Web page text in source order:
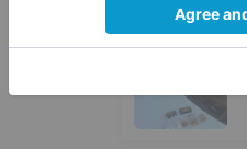
5